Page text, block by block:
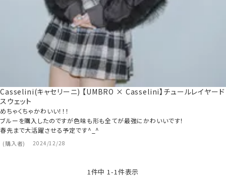
Casselini(キャセリーニ) 【UMBRO × Casselini】チュールレイヤード
スウェット
購入者 2024/12/28
めちゃくちゃかわいい！！！
ブルーを購入したのですが色味も形も全てが最強にかわいいです！
春先まで大活躍させる予定です^_^
1 件中 1 -1 件表示